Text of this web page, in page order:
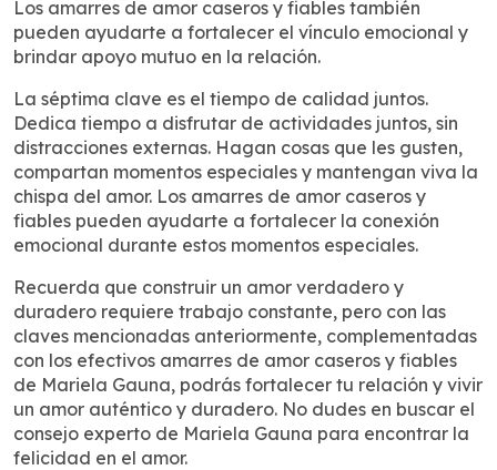
Los amarres de amor caseros y fiables también
pueden ayudarte a fortalecer el vínculo emocional y
brindar apoyo mutuo en la relación.
La séptima clave es el tiempo de calidad juntos.
Dedica tiempo a disfrutar de actividades juntos, sin
distracciones externas. Hagan cosas que les gusten,
compartan momentos especiales y mantengan viva la
chispa del amor. Los amarres de amor caseros y
fiables pueden ayudarte a fortalecer la conexión
emocional durante estos momentos especiales.
Recuerda que construir un amor verdadero y
duradero requiere trabajo constante, pero con las
claves mencionadas anteriormente, complementadas
con los efectivos amarres de amor caseros y fiables
de Mariela Gauna, podrás fortalecer tu relación y vivir
un amor auténtico y duradero. No dudes en buscar el
consejo experto de Mariela Gauna para encontrar la
felicidad en el amor.